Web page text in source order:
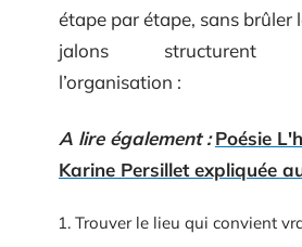
étape par étape, sans brûler
jalons structurent
l’organisation :
A lire également : Poésie
Karine Persillet expliquée
Trouver le lieu qui convient